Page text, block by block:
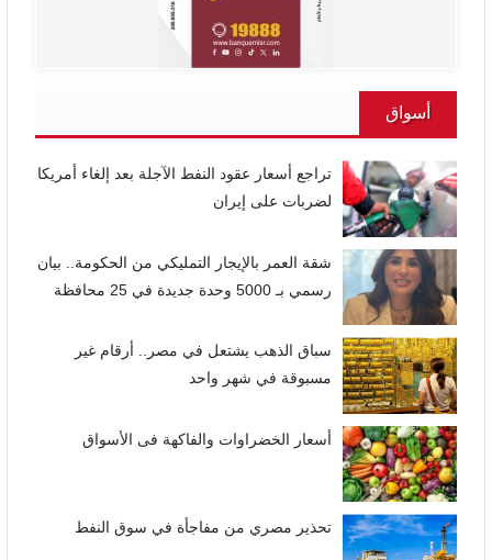
أسواق
تراجع أسعار عقود النفط الآجلة بعد إلغاء أمريكا
لضربات على إيران
شقة العمر بالإيجار التمليكي من الحكومة.. بيان
رسمي بـ 5000 وحدة جديدة في 25 محافظة
سباق الذهب يشتعل في مصر.. أرقام غير
مسبوقة في شهر واحد
أسعار الخضراوات والفاكهة فى الأسواق
تحذير مصري من مفاجأة في سوق النفط